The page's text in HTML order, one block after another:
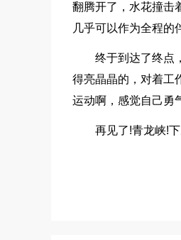
翻腾开了，水花撞击
几乎可以作为全程的
终于到达了终点
得亮晶晶的，对着工
运动啊，感觉自己勇
再见了!青龙峡!